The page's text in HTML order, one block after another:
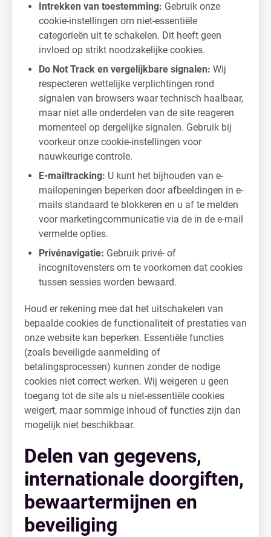
Intrekken van toestemming: Gebruik onze
cookie-instellingen om niet-essentiële
categorieën uit te schakelen. Dit heeft geen
invloed op strikt noodzakelijke cookies.
Do Not Track en vergelijkbare signalen: Wij
respecteren wettelijke verplichtingen rond
signalen van browsers waar technisch haalbaar,
maar niet alle onderdelen van de site reageren
momenteel op dergelijke signalen. Gebruik bij
voorkeur onze cookie-instellingen voor
nauwkeurige controle.
E-mailtracking: U kunt het bijhouden van e-
mailopeningen beperken door afbeeldingen in e-
mails standaard te blokkeren en u af te melden
voor marketingcommunicatie via de in de e-mail
vermelde opties.
Privénavigatie: Gebruik privé- of
incognitovensters om te voorkomen dat cookies
tussen sessies worden bewaard.
Houd er rekening mee dat het uitschakelen van
bepaalde cookies de functionaliteit of prestaties van
onze website kan beperken. Essentiële functies
(zoals beveiligde aanmelding of
betalingsprocessen) kunnen zonder de nodige
cookies niet correct werken. Wij weigeren u geen
toegang tot de site als u niet-essentiële cookies
weigert, maar sommige inhoud of functies zijn dan
mogelijk niet beschikbaar.
Delen van gegevens,
internationale doorgiften,
bewaartermijnen en
beveiliging